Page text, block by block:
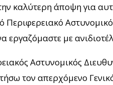
καλύτερη άποψη για
Περιφερειακό
εργαζόμαστε με
Αστυνομικός
τον απερχόμενο